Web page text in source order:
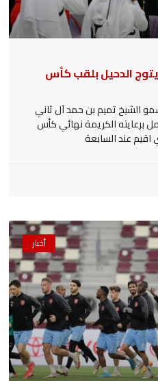
الدحيل بلقب كأس
الشيخ تميم بن حمد آل ثاني
برعايته الكريمة نهائي كأس
عند السابعة
أخبار